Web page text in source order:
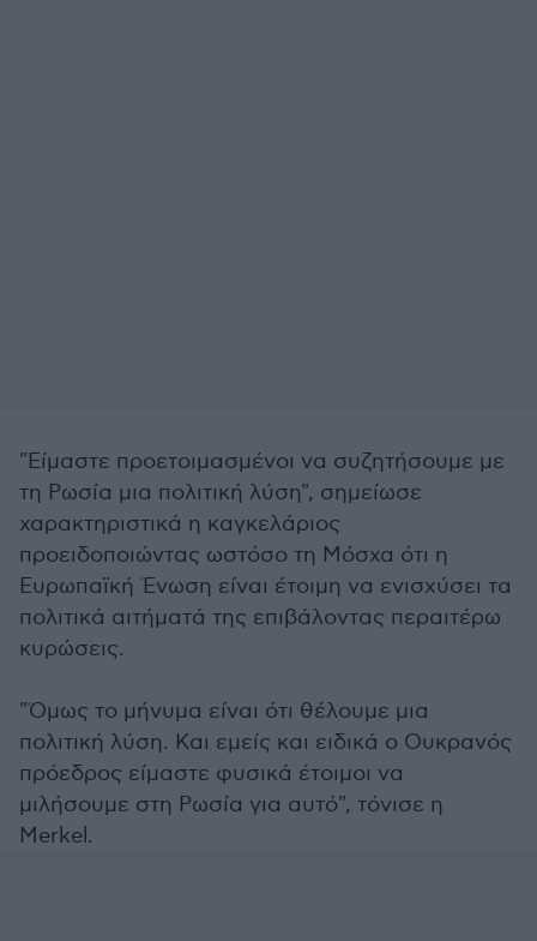
"Είμαστε προετοιμασμένοι να συζητήσουμε με
τη Ρωσία μια πολιτική λύση", σημείωσε
χαρακτηριστικά η καγκελάριος
προειδοποιώντας ωστόσο τη Μόσχα ότι η
Ευρωπαϊκή Ένωση είναι έτοιμη να ενισχύσει τα
πολιτικά αιτήματά της επιβάλοντας περαιτέρω
κυρώσεις.
"Όμως το μήνυμα είναι ότι θέλουμε μια
πολιτική λύση. Και εμείς και ειδικά ο Ουκρανός
πρόεδρος είμαστε φυσικά έτοιμοι να
μιλήσουμε στη Ρωσία για αυτό", τόνισε η
Merkel.